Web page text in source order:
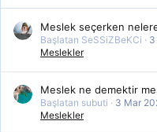
Meslek seçerken
Başlatan SeSSiZBeKCi
Meslekler
Meslek ne demektir
Başlatan subuti 3 Mar
Meslekler